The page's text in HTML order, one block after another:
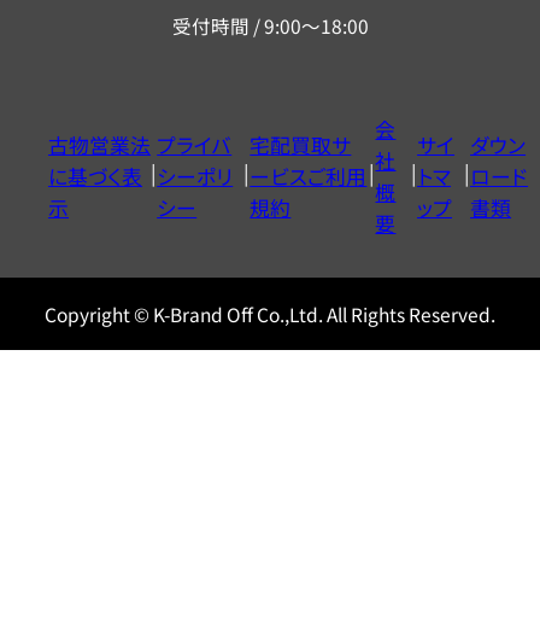
ー
ヤ
ル
0120604117
受付時間 / 9:00～18:00
古物営業法
に基づく表
示
プライバ
シーポリ
シー
宅配買取サ
ービスご利用
規約
会
社
概
要
サイ
トマ
ップ
ダウン
ロード
書類
Copyright © K-Brand Off Co.,Ltd. All Rights Reserved.